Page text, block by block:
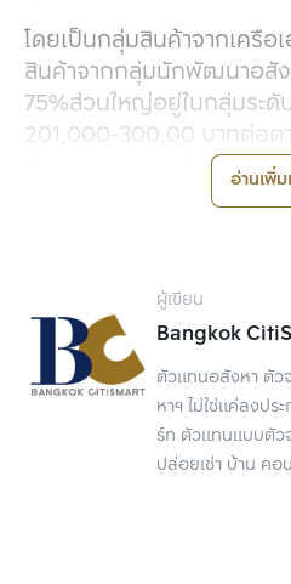
โดยเป็นกลุ่มสินค้าจากเครือ
สินค้าจากกลุ่มนักพัฒนาอสัง
75%ส่วนใหญ่อยู่ในกลุ่มระดับ
201,000-300,00 บาทต่อตา
สัดส่วน 30%และมีกลุ่มอัลต
301,000 บาทต่อตร.ม.สัดส่
เขาระบุว่า ในช่วง 2-3 ปีที่ผ่า
ตลาดรีเซลล์ ที่เข้าไปรุกตลา
ประเทศ อาทิ จีน ฮ่องกง ญี่ปุ่
และสิงคโปร์ ซึ่งในปี 2562
คอนโดประมาณ 15,000 ล้า
ผ่านมาเติบโตเฉลี่ย 25% จ
อ่านเพิ่ม
ผู้เขียน
Bangkok
ตัวแทนอสังหา ตัว
หาฯ ไม่ใช่แค่ลงปร
ร์ท ตัวแทนแบบตัวจ
ปล่อยเช่า บ้าน คอ